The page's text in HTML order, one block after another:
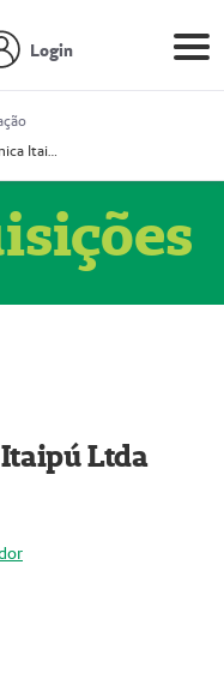
Login
Prestador Clínica Itaipú Ltda (51004348-2)
Ltda